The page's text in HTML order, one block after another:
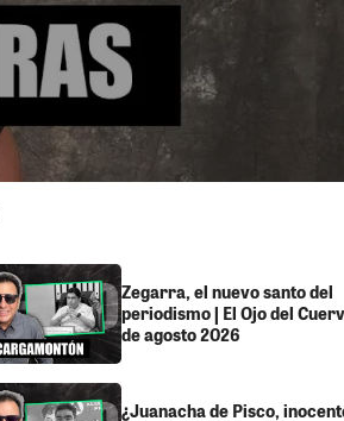
Zegarra, el nuevo santo del
periodismo | El Ojo del
de agosto 2026
¿Juanacha de Pisco,